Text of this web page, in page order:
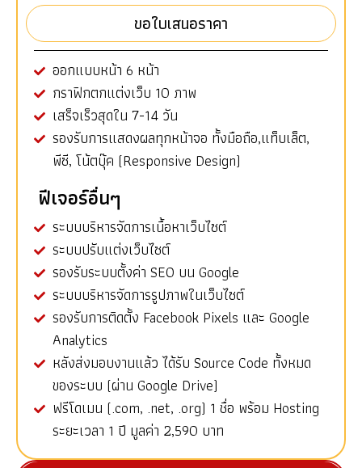
ขอใบเสนอราคา
ออกแบบหน้า 6 หน้า
กราฟิกตกแต่งเว็บ 10 ภาพ
เสร็จเร็วสุดใน 7-14 วัน
รองรับการแสดงผลทุกหน้าจอ ทั้งมือถือ,แท็บเล็ต,
พีซี, โน้ตบุ๊ค (Responsive Design)
ฟีเจอร์อื่นๆ
ระบบบริหารจัดการเนื้อหาเว็บไซต์
ระบบปรับแต่งเว็บไซต์
รองรับระบบตั้งค่า SEO บน Google
ระบบบริหารจัดการรูปภาพในเว็บไซต์
รองรับการติดตั้ง Facebook Pixels และ Google
Analytics
หลังส่งมอบงานแล้ว ได้รับ Source Code ทั้งหมด
ของระบบ (ผ่าน Google Drive)
ฟรีโดเมน (.com, .net, .org) 1 ชื่อ พร้อม Hosting
ระยะเวลา 1 ปี มูลค่า 2,590 บาท